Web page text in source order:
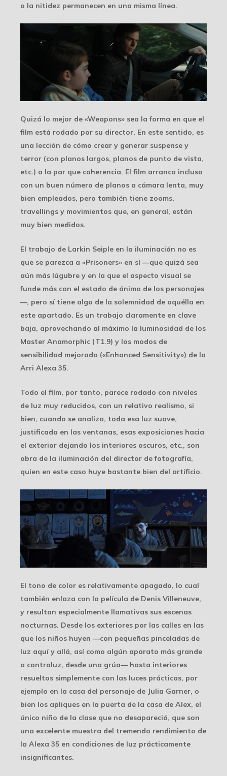
o la nitidez permanecen en una misma línea.
Quizá lo mejor de «Weapons» sea la forma en que el
film está rodado por su director. En este sentido, es
una lección de cómo crear y generar suspense y
terror (con planos largos, planos de punto de vista,
etc.) a la par que coherencia. El film arranca incluso
con un buen número de planos a cámara lenta, muy
bien empleados, pero también tiene zooms,
travellings y movimientos que, en general, están
muy bien medidos.
El trabajo de Larkin Seiple en la iluminación no es
que se parezca a «Prisoners» en sí —que quizá sea
aún más lúgubre y en la que el aspecto visual se
funde más con el estado de ánimo de los personajes
—, pero sí tiene algo de la solemnidad de aquélla en
este apartado. Es un trabajo claramente en clave
baja, aprovechando al máximo la luminosidad de los
Master Anamorphic (T1.9) y los modos de
sensibilidad mejorada («Enhanced Sensitivity») de la
Arri Alexa 35.
Todo el film, por tanto, parece rodado con niveles
de luz muy reducidos, con un relativo realismo, si
bien, cuando se analiza, toda esa luz suave,
justificada en las ventanas, esas exposiciones hacia
el exterior dejando los interiores oscuros, etc., son
obra de la iluminación del director de fotografía,
quien en este caso huye bastante bien del artificio.
El tono de color es relativamente apagado, lo cual
también enlaza con la película de Denis Villeneuve,
y resultan especialmente llamativas sus escenas
nocturnas. Desde los exteriores por las calles en las
que los niños huyen —con pequeñas pinceladas de
luz aquí y allá, así como algún aparato más grande
a contraluz, desde una grúa— hasta interiores
resueltos simplemente con las luces prácticas, por
ejemplo en la casa del personaje de Julia Garner, o
bien los apliques en la puerta de la casa de Alex, el
único niño de la clase que no desapareció, que son
una excelente muestra del tremendo rendimiento de
la Alexa 35 en condiciones de luz prácticamente
insignificantes.